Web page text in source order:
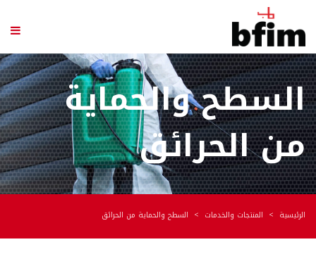
السطح والحماية
من الحرائق
الرئيسية المنتجات والخدمات السطح والحماية من الحرائق